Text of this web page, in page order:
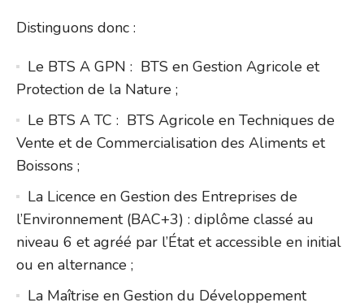
Distinguons donc :
Le BTS A GPN : BTS en Gestion Agricole et
Protection de la Nature ;
Le BTS A TC : BTS Agricole en Techniques de
Vente et de Commercialisation des Aliments et
Boissons ;
La Licence en Gestion des Entreprises de
l’Environnement (BAC+3) : diplôme classé au
niveau 6 et agréé par l’État et accessible en initial
ou en alternance ;
La Maîtrise en Gestion du Développement